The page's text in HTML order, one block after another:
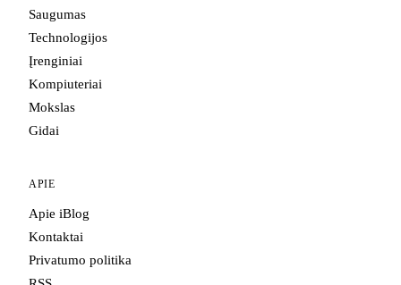
Saugumas
Technologijos
Įrenginiai
Kompiuteriai
Mokslas
Gidai
APIE
Apie iBlog
Kontaktai
Privatumo politika